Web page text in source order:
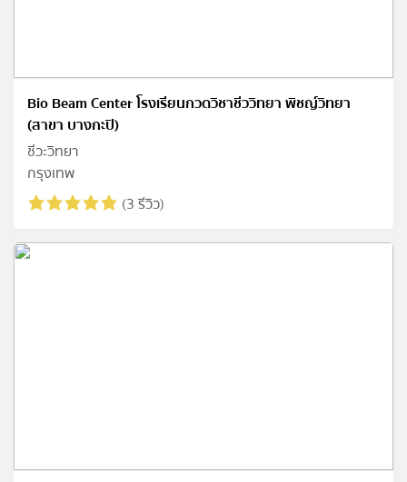
Bio Beam Center โรงเรียนกวดวิชาชีววิทยา พิชญ์วิทยา
(สาขา บางกะปิ)
ชีวะวิทยา
กรุงเทพ
(3 รีวิว)